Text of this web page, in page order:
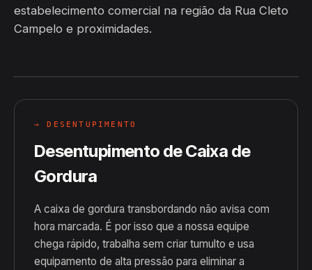
estabelecimento comercial na região da Rua Cleto
Campelo e proximidades.
→ DESENTUPIMENTO
Desentupimento de Caixa de
Gordura
A caixa de gordura transbordando não avisa com
hora marcada. É por isso que a nossa equipe
chega rápido, trabalha sem criar tumulto e usa
equipamento de alta pressão para eliminar a